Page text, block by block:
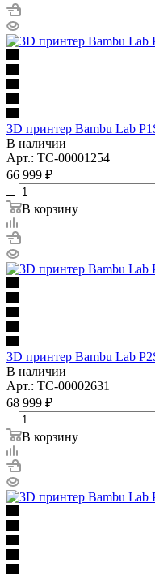
3D принтер Bambu Lab
В наличии
Арт.: TC-00001254
66 999 ₽
В корзину
3D принтер Bambu Lab
В наличии
Арт.: TC-00002631
68 999 ₽
В корзину